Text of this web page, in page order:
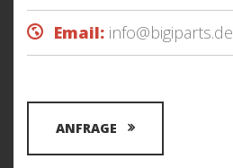
Email: info@bigiparts.de
ANFRAGE